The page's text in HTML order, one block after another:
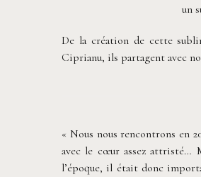
un
De la création de cette
Ciprianu, ils partagent avec
« Nous nous rencontrons en
avec le cœur assez attristé…
l’époque, il était donc